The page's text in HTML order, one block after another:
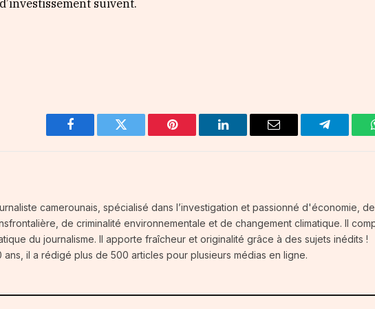
suivent.
Facebook Twitter Pinterest LinkedIn Email Telegram
camerounais, spécialisé dans l’investigation et passionné d'économie,
de criminalité environnementale et de changement climatique. Il
du journalisme. Il apporte fraîcheur et originalité grâce à des sujets inédits !
ans, il a rédigé plus de 500 articles pour plusieurs médias en ligne.